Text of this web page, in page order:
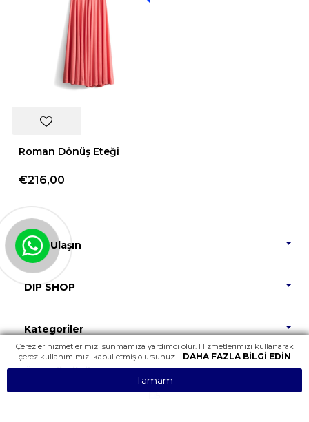
Roman Dönüş Eteği
€216,00
Bize Ulaşın
DIP SHOP
Kategoriler
Önemli Bilgiler
Çerezler hizmetlerimizi sunmamıza yardımcı olur. Hizmetlerimizi kullanarak
çerez kullanımımızı kabul etmiş olursunuz.
DAHA FAZLA BILGI EDIN
Tamam